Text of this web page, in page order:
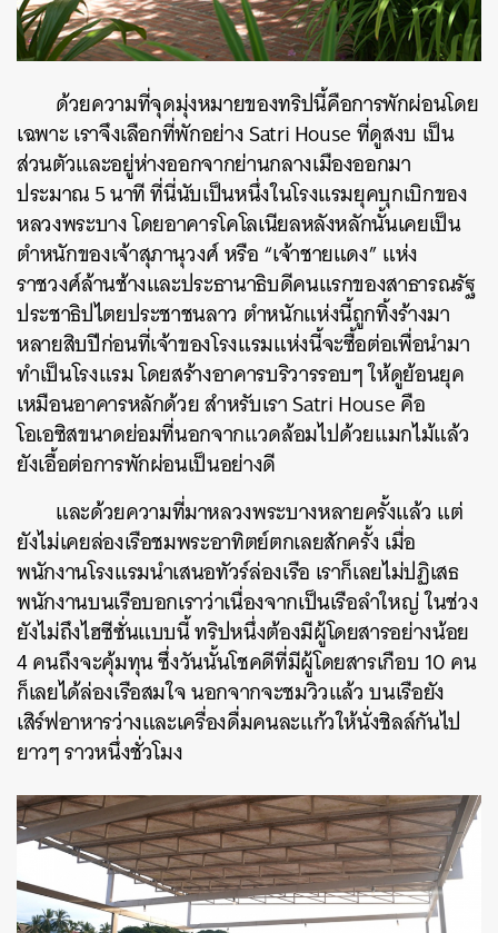
ด้วยความที่จุดมุ่งหมายของทริปนี้คือการพักผ่อนโดย
เฉพาะ เราจึงเลือกที่พักอย่าง Satri House ที่ดูสงบ เป็น
ส่วนตัวและอยู่ห่างออกจากย่านกลางเมืองออกมา
ประมาณ 5 นาที ที่นี่นับเป็นหนึ่งในโรงแรมยุคบุกเบิกของ
หลวงพระบาง โดยอาคารโคโลเนียลหลังหลักนั้นเคยเป็น
ตำหนักของเจ้าสุภานุวงศ์ หรือ “เจ้าชายแดง” แห่ง
ราชวงศ์ล้านช้างและประธานาธิบดีคนแรกของสาธารณรัฐ
ประชาธิปไตยประชาชนลาว ตำหนักแห่งนี้ถูกทิ้งร้างมา
หลายสิบปีก่อนที่เจ้าของโรงแรมแห่งนี้จะซื้อต่อเพื่อนำมา
ทำเป็นโรงแรม โดยสร้างอาคารบริวารรอบๆ ให้ดูย้อนยุค
เหมือนอาคารหลักด้วย สำหรับเรา Satri House คือ
โอเอซิสขนาดย่อมที่นอกจากแวดล้อมไปด้วยแมกไม้แล้ว
ยังเอื้อต่อการพักผ่อนเป็นอย่างดี
และด้วยความที่มาหลวงพระบางหลายครั้งแล้ว แต่
ยังไม่เคยล่องเรือชมพระอาทิตย์ตกเลยสักครั้ง เมื่อ
พนักงานโรงแรมนำเสนอทัวร์ล่องเรือ เราก็เลยไม่ปฏิเสธ
พนักงานบนเรือบอกเราว่าเนื่องจากเป็นเรือลำใหญ่ ในช่วง
ยังไม่ถึงไฮซีซั่นแบบนี้ ทริปหนึ่งต้องมีผู้โดยสารอย่างน้อย
4 คนถึงจะคุ้มทุน ซึ่งวันนั้นโชคดีที่มีผู้โดยสารเกือบ 10 คน
ก็เลยได้ล่องเรือสมใจ นอกจากจะชมวิวแล้ว บนเรือยัง
เสิร์ฟอาหารว่างและเครื่องดื่มคนละแก้วให้นั่งชิลล์กันไป
ยาวๆ ราวหนึ่งชั่วโมง
SHARE TWEET LINE EMAIL